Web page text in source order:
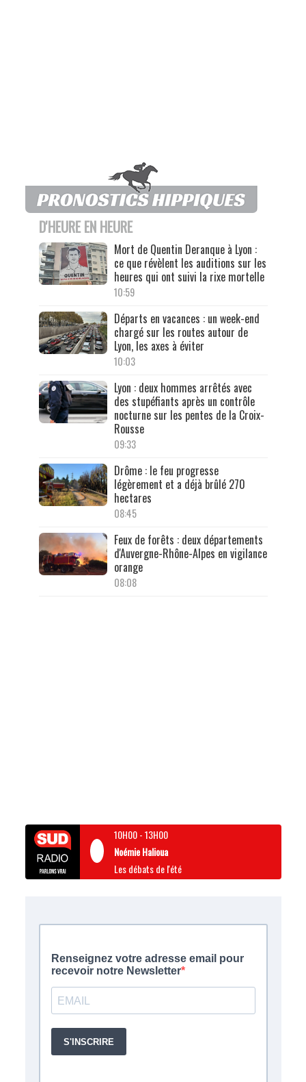
D'HEURE EN HEURE
Mort de Quentin Deranque à Lyon :
ce que révèlent les auditions sur les
heures qui ont suivi la rixe mortelle
10:59
Départs en vacances : un week-end
chargé sur les routes autour de
Lyon, les axes à éviter
10:03
Lyon : deux hommes arrêtés avec
des stupéfiants après un contrôle
nocturne sur les pentes de la Croix-
Rousse
09:33
Drôme : le feu progresse
légèrement et a déjà brûlé 270
hectares
08:45
Feux de forêts : deux départements
d'Auvergne-Rhône-Alpes en vigilance
orange
08:08
10H00-13H00
Noémie Halioua
Les débats de l'été